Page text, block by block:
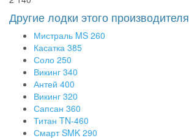
Другие лодки этого производителя
Мистраль MS 260
Касатка 385
Соло 250
Викинг 340
Антей 400
Викинг 320
Сапсан 360
Титан TN-460
Смарт SMK 290